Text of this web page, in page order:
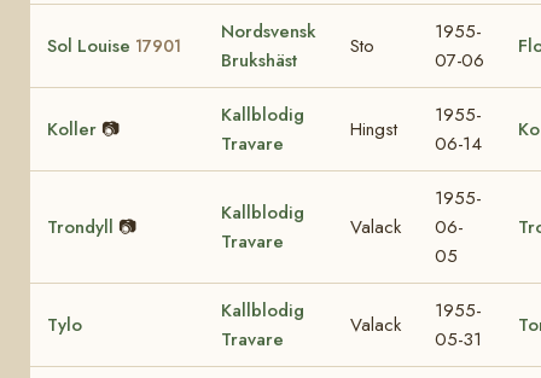
Sol Louise 17901
Nordsvensk
Brukshäst
Sto
1955-
07-06
Koller 📷
Kallblodig
Travare
Hingst
1955-
06-14
Trondyll 📷
Kallblodig
Travare
Valack
1955-
06-
05
Tylo
Kallblodig
Travare
Valack
1955-
05-31